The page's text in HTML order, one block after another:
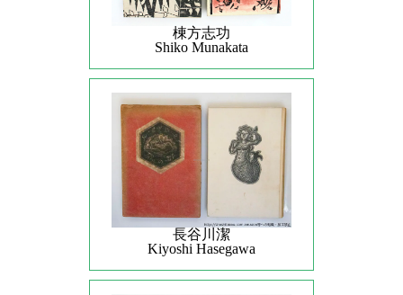
棟方志功
Shiko Munakata
長谷川潔
Kiyoshi Hasegawa